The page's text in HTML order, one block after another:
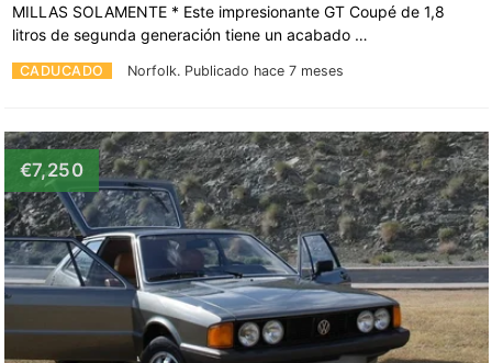
CADUCADO Norfolk. Publicado hace 7 meses
MILLAS SOLAMENTE * Este impresionante GT Coupé de 1,8
litros de segunda generación tiene un acabado …
€7,250